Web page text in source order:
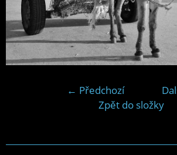
← Předchozí
Zpět do složky